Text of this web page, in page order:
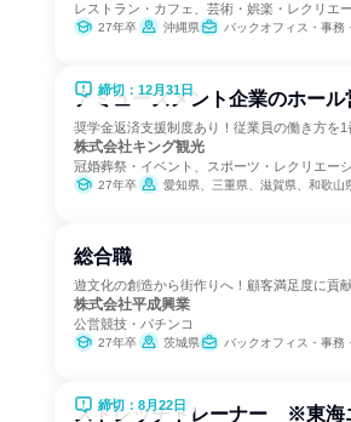
レストラン・カフェ、芸術・娯楽・レクリエ
27年卒 沖縄県 バックオフィス・事務
締切：12月31日
アミューズメント企業のホー
奨学金返済支援制度あり！従業員の働き方を1
株式会社キング観光
冠婚葬祭・イベント、スポーツ・レクリエー
27年卒 愛知県、三重県、滋賀県、和歌山
総合職
遊文化の創造から街作りへ！顧客満足度に貢
株式会社平成興業
公営競技・パチンコ
27年卒 茨城県 バックオフィス・事務
締切：8月22日
ストレッチトレーナー ※東海